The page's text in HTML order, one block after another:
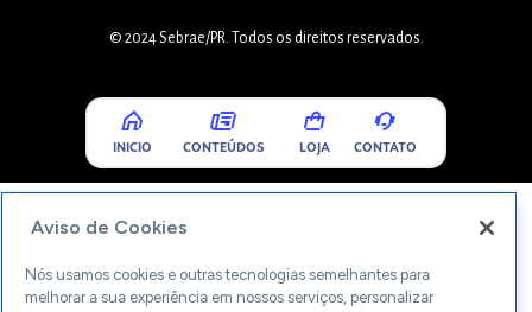
© 2024 Sebrae/PR. Todos os direitos reservados.
INICIO CONTEÚDOS LOJA CONTATO
Aviso de Cookies
Nós usamos cookies e outras tecnologias semelhantes para
melhorar a sua experiência em nossos serviços, personalizar